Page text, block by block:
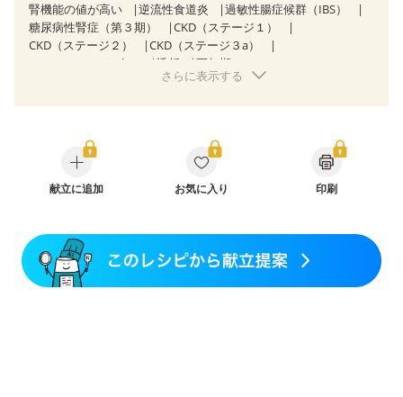
腎機能の値が高い 逆流性食道炎
過敏性腸症候群（IBS）
糖尿病性腎症（第３期）
CKD（ステージ１）
CKD（ステージ２）
CKD（ステージ３a）
CKD（ステージ３b）
透析 更年期
さらに表示する
献立に追加 お気に入り 印刷